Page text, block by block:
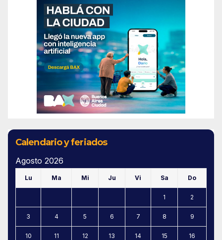
Calendario y feriados
Agosto 2026
Lu Ma Mi Ju Vi Sa Do
1 2
3 4 5 6 7 8 9
10 11 12 13 14 15 16